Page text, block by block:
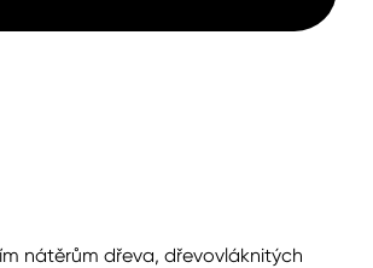
nátěrům dřeva, dřevovláknitých